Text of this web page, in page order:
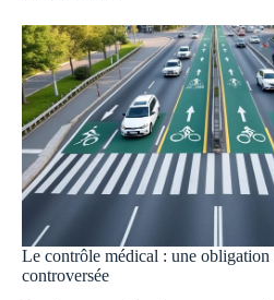
Le contrôle médical : une obligation
controversée